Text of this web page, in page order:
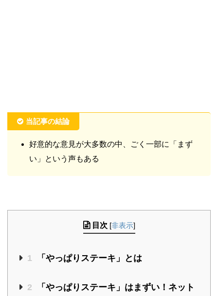
当記事の結論
好意的な意見が大多数の中、ごく一部に「まず
い」という声もある
目次 [非表示]
1 「やっぱりステーキ」とは
2
「やっぱりステーキ」はまずい！ネット